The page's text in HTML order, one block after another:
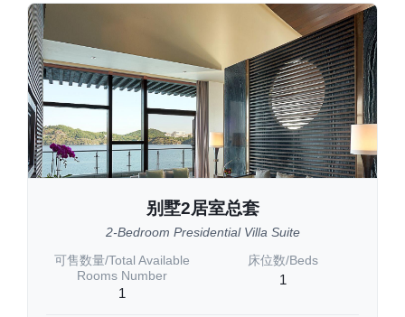
别墅2居室总套
2-Bedroom Presidential Villa Suite
可售数量/Total Available
Rooms Number
1
床位数/Beds
1